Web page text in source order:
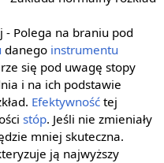
- Polega na braniu pod
danego instrumentu
się pod uwagę stopy
i na ich podstawie
Efektywność tej
stóp. Jeśli nie zmieniały
mniej skuteczna.
ją najwyższy